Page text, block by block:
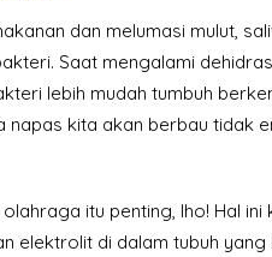
dan melumasi mulut,
Saat mengalami
lebih mudah tumbuh
napas kita akan berbau tidak
itu penting, lho! Hal
elektrolit di dalam tubuh